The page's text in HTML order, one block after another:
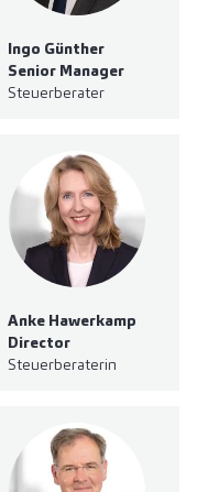
Ingo Günther
Senior Manager
Steuerberater
Anke Hawerkamp
Director
Steuerberaterin